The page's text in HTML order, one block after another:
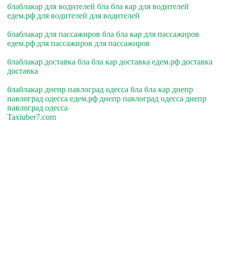
блаблакар для водителей бла бла кар для водителей
едем.рф для водителей для водителей
блаблакар для пассажиров бла бла кар для пассажиров
едем.рф для пассажиров для пассажиров
блаблакар доставка бла бла кар доставка едем.рф доставка
доставка
блаблакар днепр павлоград одесса бла бла кар днепр
павлоград одесса едем.рф днепр павлоград одесса днепр
павлоград одесса
Taxiuber7.com